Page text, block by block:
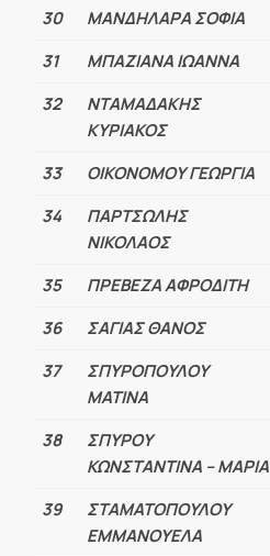
30 ΜΑΝΔΗΛΑΡΑ ΣΟΦΙΑ
31
ΜΠΑΖΙΑΝΑ ΙΩΑΝΝΑ
32
ΝΤΑΜΑΔΑΚΗΣ
ΚΥΡΙΑΚΟΣ
33 ΟΙΚΟΝΟΜΟΥ ΓΕΩΡΓΙΑ
34
ΠΑΡΤΣΩΛΗΣ
ΝΙΚΟΛΑΟΣ
35 ΠΡΕΒΕΖΑ ΑΦΡΟΔΙΤΗ
36
ΣΑΓΙΑΣ ΘΑΝΟΣ
37
ΣΠΥΡΟΠΟΥΛΟΥ
ΜΑΤΙΝΑ
38
ΣΠΥΡΟΥ
ΚΩΝΣΤΑΝΤΙΝΑ – ΜΑΡΙΑ
39
ΣΤΑΜΑΤΟΠΟΥΛΟΥ
ΕΜΜΑΝΟΥΕΛΑ